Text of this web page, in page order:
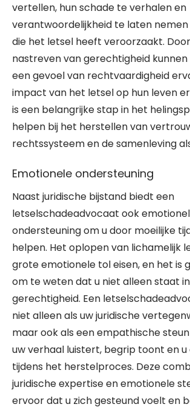
vertellen, hun schade te verhalen en
verantwoordelijkheid te laten
die het letsel heeft veroorzaakt.
nastreven van gerechtigheid
een gevoel van rechtvaardigheid
impact van het letsel op hun leven
is een belangrijke stap in het
helpen bij het herstellen van
rechtssysteem en de samenleving
Emotionele ondersteuning
Naast juridische bijstand biedt een
letselschadeadvocaat ook
ondersteuning om u door moeilijke
helpen. Het oplopen van lichamelijk
grote emotionele tol eisen, en het is
om te weten dat u niet alleen staat
gerechtigheid. Een
niet alleen als uw juridische
maar ook als een empathische
uw verhaal luistert, begrip toont en
tijdens het herstelproces. Deze
juridische expertise en emotionele
ervoor dat u zich gesteund voelt en